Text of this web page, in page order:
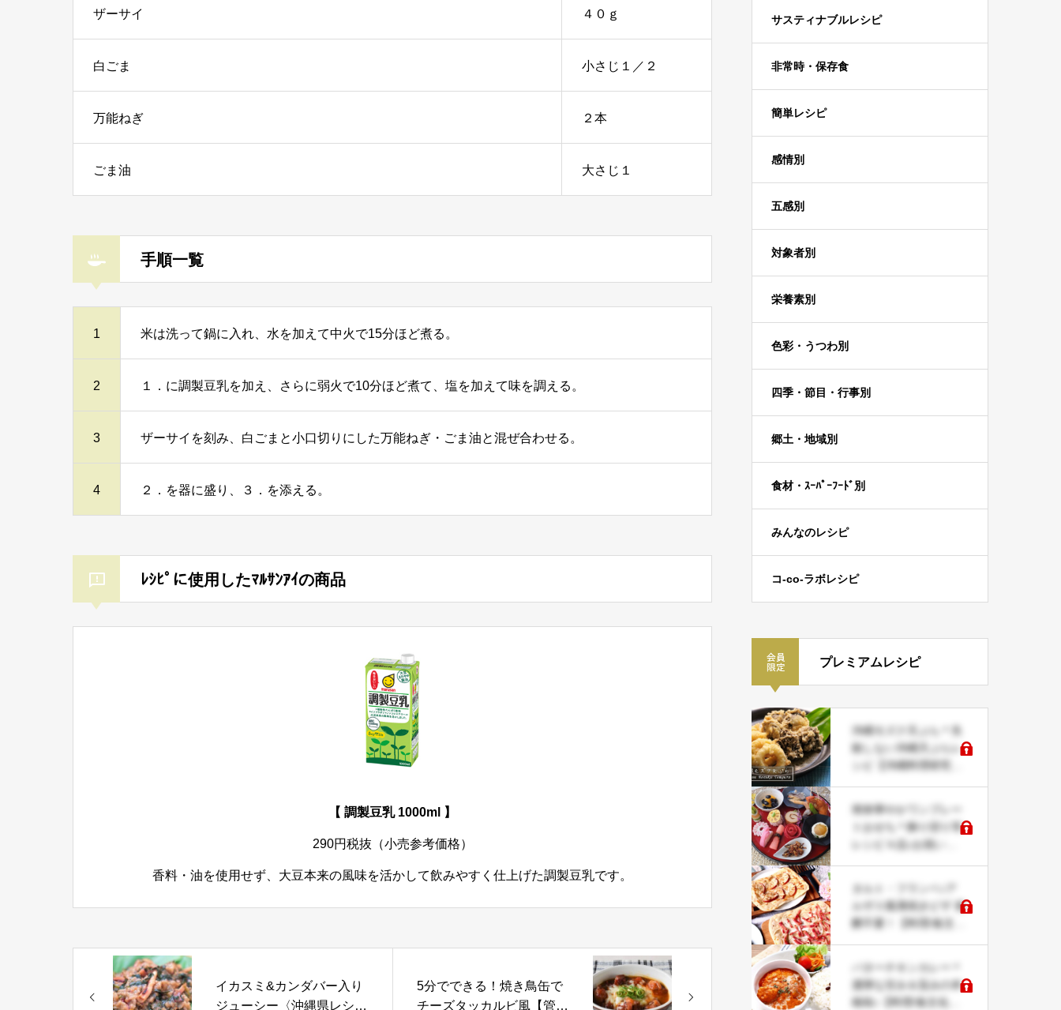
ザーサイ ４０ｇ
白ごま 小さじ１／２
万能ねぎ ２本
ごま油 大さじ１
手順一覧
1 米は洗って鍋に入れ、水を加えて中火で15分ほど煮る。
2 １．に調製豆乳を加え、さらに弱火で10分ほど煮て、塩を加えて味を調える。
3 ザーサイを刻み、白ごまと小口切りにした万能ねぎ・ごま油と混ぜ合わせる。
4 ２．を器に盛り、３．を添える。
ﾚｼﾋﾟに使用したﾏﾙｻﾝｱｲの商品
【 調製豆乳 1000ml 】
290円税抜（小売参考価格）
香料・油を使用せず、大豆本来の風味を活かして飲みやすく仕上げた調製豆乳です。
イカスミ&カンダバー入り
ジューシー〈沖縄県レシ
5分でできる！焼き鳥缶で
チーズタッカルビ風【管理
サスティナブルレシピ
非常時・保存食
簡単レシピ
感情別
五感別
対象者別
栄養素別
色彩・うつわ別
四季・節目・行事別
郷土・地域別
食材・ｽｰﾊﾟｰﾌｰﾄﾞ別
みんなのレシピ
コ-co-ラボレシピ
プレミアムレシピ
沖縄モズク天ぷら＊失
敗しない沖縄天ぷらレ
シピ【沖縄料理研究家
簡単華やかワンプレー
トおせち＊飾り切り等
レシピ４品♪お祝い事
ルザス風薄焼きピザ 発
酵不要！【料理/食文化
濃厚な甘み＆旨みの本
格味♪【料理/食文化研